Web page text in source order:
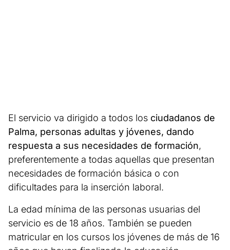
El servicio va dirigido a todos los ciudadanos de
Palma, personas adultas y jóvenes, dando
respuesta a sus necesidades de formación,
preferentemente a todas aquellas que presentan
necesidades de formación básica o con
dificultades para la inserción laboral.
La edad mínima de las personas usuarias del
servicio es de 18 años. También se pueden
matricular en los cursos los jóvenes de más de 16